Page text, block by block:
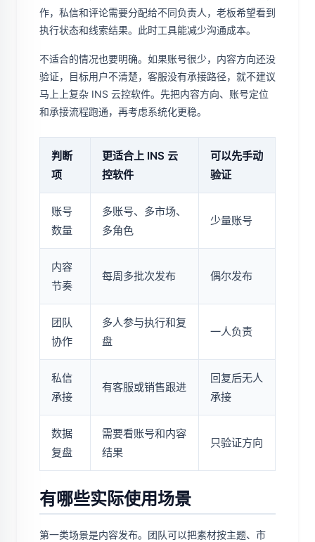
作，私信和评论需要分配给不同负责人，老板希望看到
执行状态和线索结果。此时工具能减少沟通成本。
不适合的情况也要明确。如果账号很少，内容方向还没
验证，目标用户不清楚，客服没有承接路径，就不建议
马上上复杂 INS 云控软件。先把内容方向、账号定位
和承接流程跑通，再考虑系统化更稳。
判断
项
更适合上 INS 云
控软件
可以先手动
验证
账号
数量
多账号、多市场、
多角色
少量账号
内容
节奏
每周多批次发布 偶尔发布
团队
协作
多人参与执行和复
盘
一人负责
私信
承接
有客服或销售跟进
回复后无人
承接
数据
复盘
需要看账号和内容
结果
只验证方向
有哪些实际使用场景
第一类场景是内容发布。团队可以把素材按主题、市